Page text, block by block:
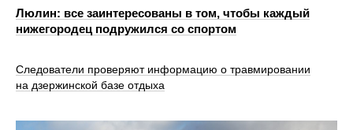
Люлин: все заинтересованы в том, чтобы каждый
нижегородец подружился со спортом
Следователи проверяют информацию о травмировании
на дзержинской базе отдыха